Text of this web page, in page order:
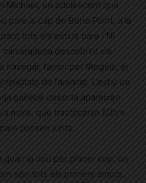
Michael, un adolescent que
pare al cap de Bone Point, a la
tots els estius pare i fill
descobrint els
l’amor per l’Àngela, el
de l’amistat. L’estiu de
gairebé deserta apareixen
mare, que trastocaran l’últim
passen junts.
quan la veu per primer cop, un
són tots els primers amors.